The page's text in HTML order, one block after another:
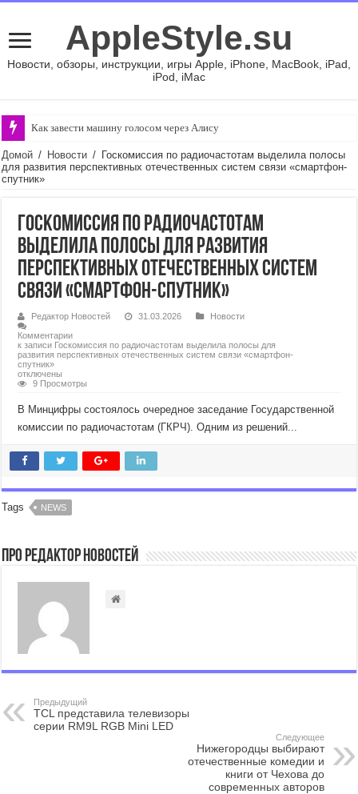
AppleStyle.su
Новости, обзоры, инструкции, игры Apple, iPhone, MacBook, iPad,
iPod, iMac
Как завести машину голосом через Алису
Домой / Новости / Госкомиссия по радиочастотам выделила полосы
для развития перспективных отечественных систем связи «смартфон-
спутник»
Госкомиссия по радиочастотам
выделила полосы для развития
перспективных отечественных систем
связи «смартфон-спутник»
Редактор Новостей 31.03.2026
Новости
Комментарии
к записи Госкомиссия по радиочастотам выделила полосы для
развития перспективных отечественных систем связи «смартфон-
спутник»
отключены
9 Просмотры
В Минцифры состоялось очередное заседание Государственной
комиссии по радиочастотам (ГКРЧ). Одним из решений...
Tags NEWS
Про Редактор Новостей
Предыдущий
TCL представила телевизоры
серии RM9L RGB Mini LED
Следующее
Нижегородцы выбирают
отечественные комедии и
книги от Чехова до
современных авторов